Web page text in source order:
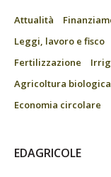
Attualità
Leggi, lavoro e fisco
Fertilizzazione
Agricoltura biologica
Economia circolare
EDAGRICOLE